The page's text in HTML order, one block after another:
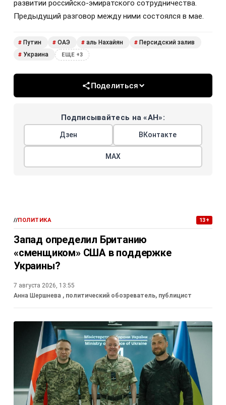
развитии российско-эмиратского сотрудничества.
Предыдущий разговор между ними состоялся в мае.
# Путин # ОАЭ # аль Нахайян # Персидский залив
# Украина ЕЩЕ +3
Поделиться
Подписывайтесь на «АН»:
Дзен ВКонтакте
МАХ
//ПОЛИТИКА 13+
Запад определил Британию
«сменщиком» США в поддержке
Украины?
7 августа 2026, 13:55
Анна Шершнева , политический обозреватель, публицист